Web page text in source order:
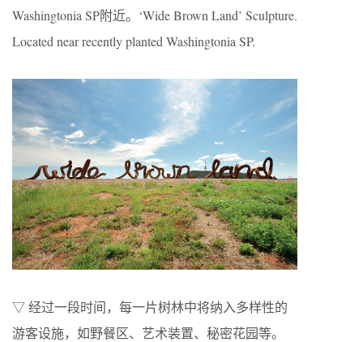
Washingtonia SP附近。‘Wide Brown Land’ Sculpture.
Located near recently planted Washingtonia SP.
▽ 经过一段时间，每一片树林中将纳入多样性的
游客设施，如野餐区、艺术装置、秘密花园等。